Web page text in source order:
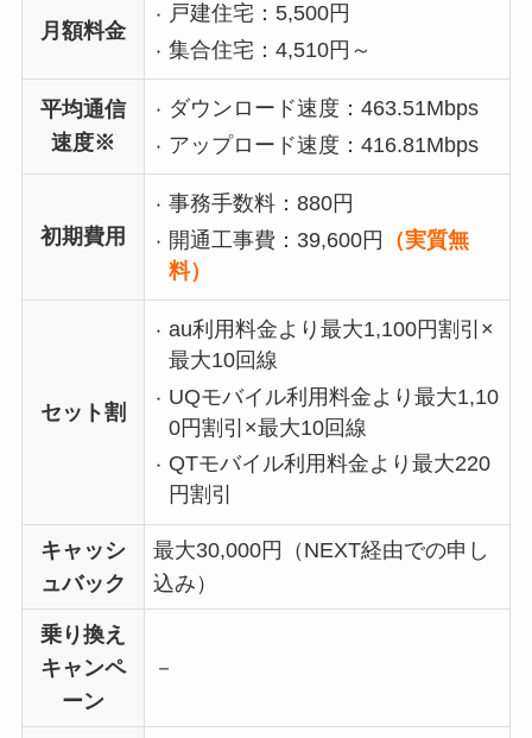
月額料金
戸建住宅：5,500円
集合住宅：4,510円～
平均通信
速度※
ダウンロード速度： 463.51Mbps
アップロード速度： 416.81Mbps
初期費用
事務手数料：880円
開通工事費：39,600円 （実質無
料）
セット割
au利用料金より最大1,100円割引×
最大10回線
UQモバイル利用料金より最大1,10
0円割引×最大10回線
QTモバイル利用料金より最大220
円割引
キャッシ
ュバック
最大30,000円（NEXT経由での申し
込み）
乗り換え
キャンペ
ーン
－